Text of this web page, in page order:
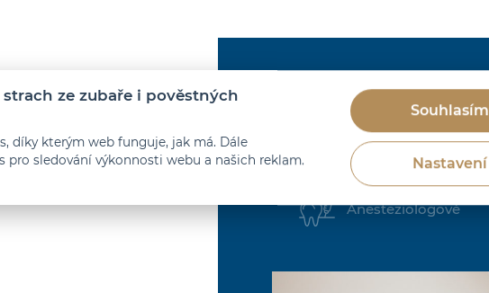
Stomatologové
Anesteziologové
ze zubaře i pověstných
díky kterým web funguje, jak má. Dále
pro sledování výkonnosti webu a našich reklam.
Souhlasím
Nastavení